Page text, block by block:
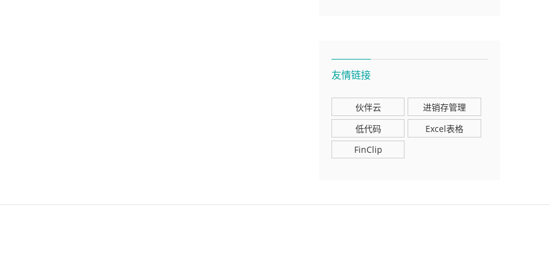
友情链接
伙伴云
进销存管理
低代码
Excel表格
FinClip